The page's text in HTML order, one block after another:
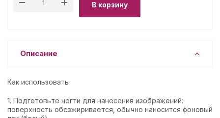
В корзину
Описание
Как использовать
1. Подготовьте ногти для нанесения изображений:
поверхность обезжиривается, обычно наносится фоновый